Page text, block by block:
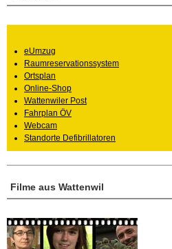
Filme aus Wattenwil
eUmzug
Raumreservationssystem
Ortsplan
Online-Shop
Wattenwiler Post
Fahrplan ÖV
Webcam
Standorte Defibrillatoren